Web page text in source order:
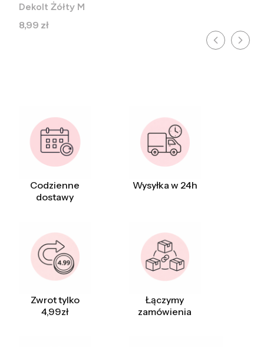
Dekolt Żółty M
Cena
8,99 zł
Codzienne
dostawy
Wysyłka w 24h
Zwrot tylko
4,99zł
Łączymy
zamówienia